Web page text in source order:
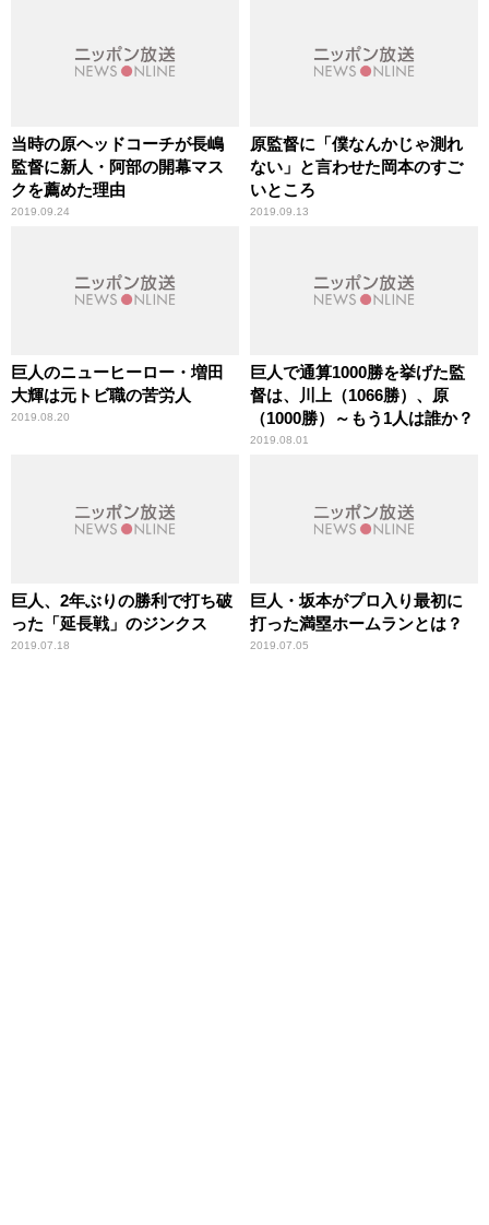
当時の原ヘッドコーチが長嶋
監督に新人・阿部の開幕マス
クを薦めた理由
2019.09.24
原監督に「僕なんかじゃ測れ
ない」と言わせた岡本のすご
いところ
2019.09.13
巨人のニューヒーロー・増田
大輝は元トビ職の苦労人
2019.08.20
巨人で通算1000勝を挙げた監
督は、川上（1066勝）、原
（1000勝）～もう1人は誰か？
2019.08.01
巨人、2年ぶりの勝利で打ち破
った「延長戦」のジンクス
2019.07.18
巨人・坂本がプロ入り最初に
打った満塁ホームランとは？
2019.07.05